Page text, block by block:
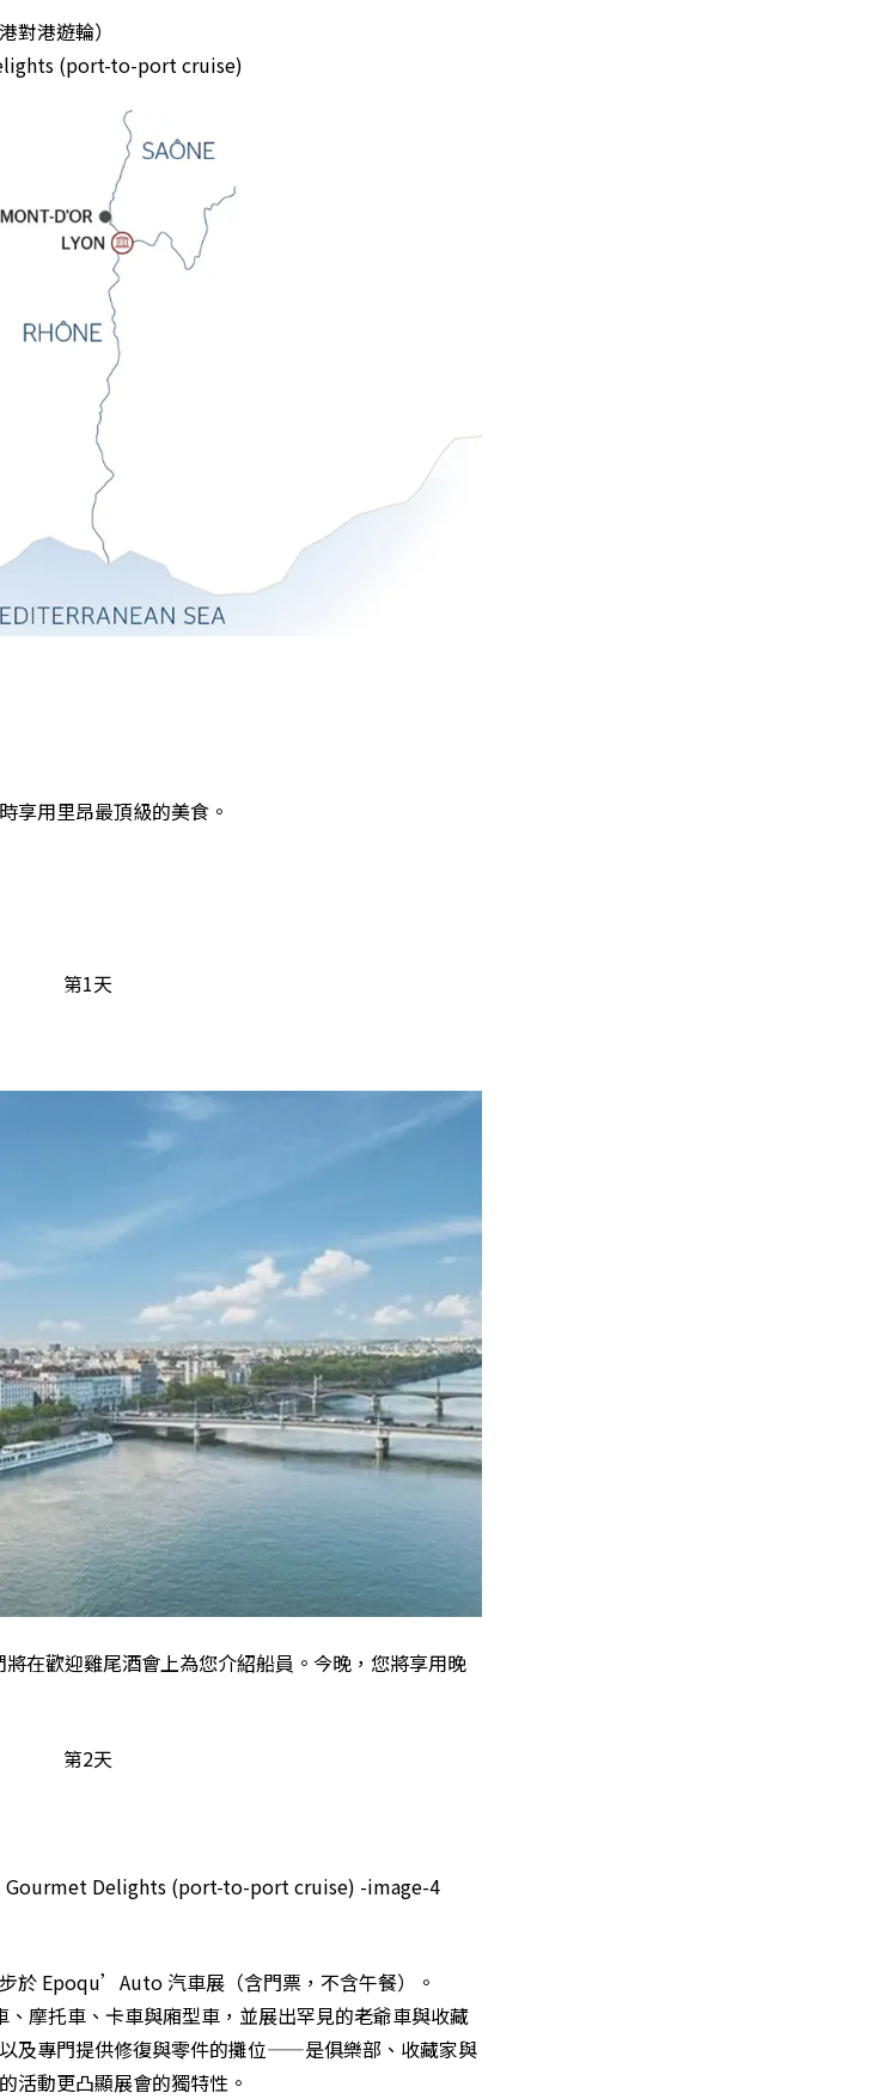
港遊輪）
(port-to-port cruise)
享用里昂最頂級的美食。
第1天
在歡迎雞尾酒會上為您介紹船員。今晚，您將享用晚
第2天
於 Epoqu’Auto 汽車展（含門票，不含午餐）。
摩托車、卡車與廂型車，並展出罕見的老爺車與收藏
及專門提供修復與零件的攤位——是俱樂部、收藏家與
活動更凸顯展會的獨特性。